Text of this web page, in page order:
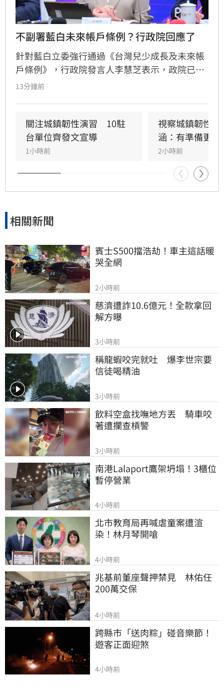
不副署藍白未來帳戶條例？行政院回應了
針對藍白立委強行通過《台灣兒少成長及未來帳
戶條例》，行政院發言人李慧芝表示，政院已收
到三讀函文，強調編列預算為行政院憲政職權，
並強調行政院版透過弱勢對存能落實公平正義，
避免在野黨版本加劇貧富差距。此外，政府同步
推動育兒留停六加三、延長婚產假等多項配套措
施，建構完善支持體系。政院重申，國家政策規
劃需具備整體性，針對立法院侵害預算編製權的
作為，將持續捍衛憲法賦予的權限，確保政策有
13分鐘前
關注城鎮韌性演習　10駐
台單位齊發文宣導
1小時前
視察城鎮韌性
涵：有準備更安
2小時前
相關新聞
賓士S500擋浩劫！車主這話暖
哭全網
2小時前
慈濟遭詐10.6億元！全款拿回
解方曝
3小時前
稱龍蝦咬完就吐　爆李世宗要
信徒喝精油
3小時前
飲料空盒找嘸地方丟　騎車咬
著遭攔查槓警
3小時前
南港Lalaport鷹架坍塌！3櫃位
暫停營業
4小時前
北市教育局再喊虐童案遭渲
染！林月琴開嗆
4小時前
兆基前董座聲押禁見　林佑任
200萬交保
4小時前
跨縣市「送肉粽」碰音樂節！
遊客正面迎煞
4小時前